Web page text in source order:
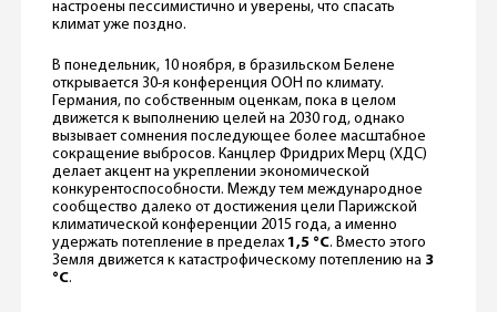
настроены пессимистично и уверены, что спасать
климат уже поздно.
В понедельник, 10 ноября, в бразильском Белене
открывается 30-я конференция ООН по климату.
Германия, по собственным оценкам, пока в целом
движется к выполнению целей на 2030 год, однако
вызывает сомнения последующее более масштабное
сокращение выбросов. Канцлер Фридрих Мерц (ХДС)
делает акцент на укреплении экономической
конкурентоспособности. Между тем международное
сообщество далеко от достижения цели Парижской
климатической конференции 2015 года, а именно
удержать потепление в пределах 1,5 °C. Вместо этого
Земля движется к катастрофическому потеплению на 3
°C.